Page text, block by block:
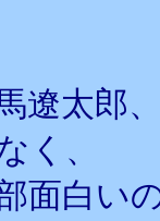
遼太郎
く、
面白い